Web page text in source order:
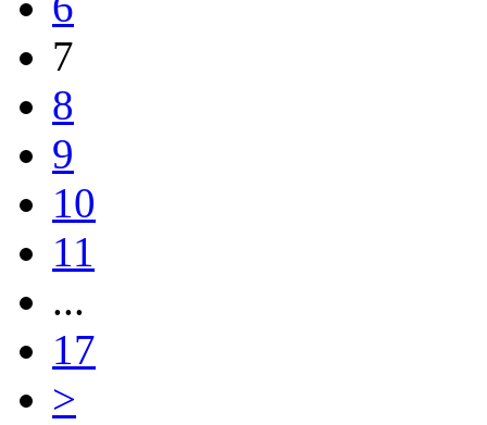
7
8
9
10
11
...
17
>